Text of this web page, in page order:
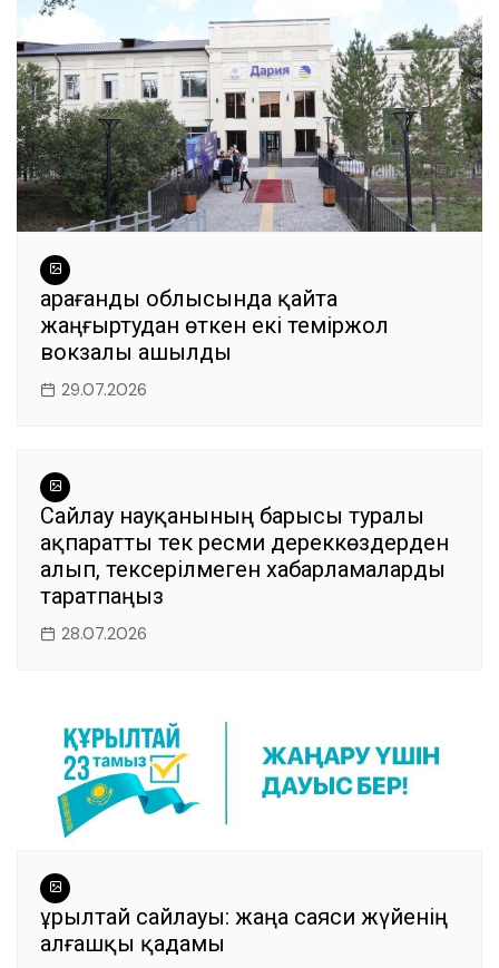
Қарағанды облысында қайта
жаңғыртудан өткен екі теміржол
вокзалы ашылды
29.07.2026
Сайлау науқанының барысы туралы
ақпаратты тек ресми дереккөздерден
алып, тексерілмеген хабарламаларды
таратпаңыз
28.07.2026
Құрылтай сайлауы: жаңа саяси жүйенің
алғашқы қадамы